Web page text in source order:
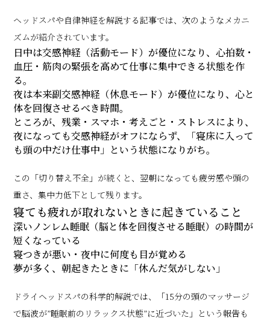
ヘッドスパや自律神経を解説する記事では、次のようなメカニ
ズムが紹介されています。
日中は交感神経（活動モード）が優位になり、心拍数・
血圧・筋肉の緊張を高めて仕事に集中できる状態を作
る。
夜は本来副交感神経（休息モード）が優位になり、心と
体を回復させるべき時間。
ところが、残業・スマホ・考えごと・ストレスにより、
夜になっても交感神経がオフにならず、「寝床に入って
も頭の中だけ仕事中」という状態になりがち。
この「切り替え不全」が続くと、翌朝になっても疲労感や頭の
重さ、集中力低下として残ります。
寝ても疲れが取れないときに起きていること
深いノンレム睡眠（脳と体を回復させる睡眠）の時間が
短くなっている
寝つきが悪い・夜中に何度も目が覚める
夢が多く、朝起きたときに「休んだ気がしない」
ドライヘッドスパの科学的解説では、「15分の頭のマッサージ
で脳波が”睡眠前のリラックス状態”に近づいた」という報告も